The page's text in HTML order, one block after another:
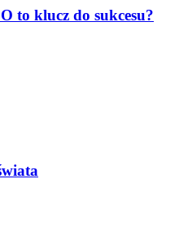
to klucz do sukcesu?